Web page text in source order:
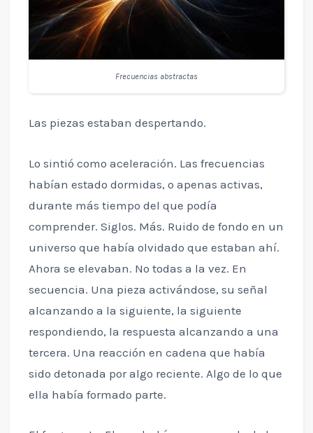
Frecuencias abstractas
Las piezas estaban despertando.
Lo sintió como aceleración. Las frecuencias
habían estado dormidas, o apenas activas,
durante más tiempo del que podía
comprender. Siglos. Más. Ruido de fondo en un
universo que había olvidado que estaban ahí.
Ahora se elevaban. No todas a la vez. En
secuencia. Una pieza activándose, su señal
alcanzando a la siguiente, la siguiente
respondiendo, la respuesta alcanzando a una
tercera. Una reacción en cadena que había
sido detonada por algo reciente. Algo de lo que
ella había formado parte.